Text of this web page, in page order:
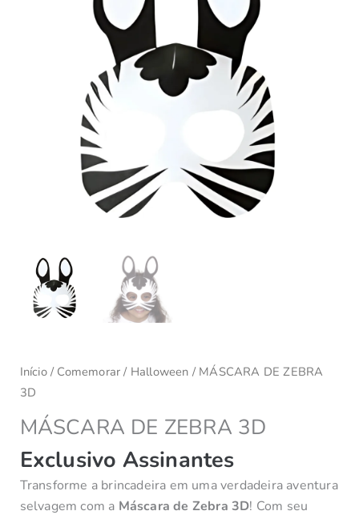
Início/ Comemorar / Halloween / MÁSCARA DE ZEBRA
3D
MÁSCARA DE ZEBRA 3D
Exclusivo Assinantes
Transforme a brincadeira em uma verdadeira aventura
selvagem com a Máscara de Zebra 3D! Com seu